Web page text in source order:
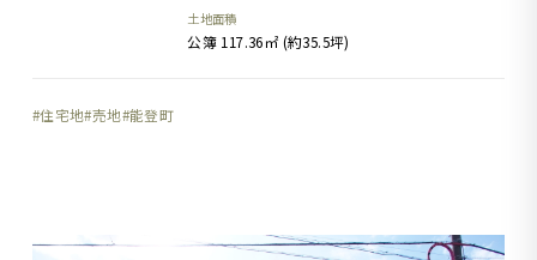
土地面積
公簿 117.36㎡ (約35.5坪)
住宅地 売地 能登町